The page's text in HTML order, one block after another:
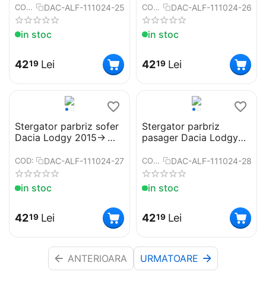
COD: DAC-ALF-111024-25
in stoc
4219 Lei
16"COD: DAC-ALF-111024-26
in stoc
4219 Lei
Stergator parbriz sofer
Dacia Lodgy 2015->
COD: DAC-ALF-111024-27
in stoc
4219 Lei
Stergator parbriz
pasager Dacia Lodgy
COD: DAC-ALF-111024-28
in stoc
4219 Lei
ANTERIOARA URMATOARE